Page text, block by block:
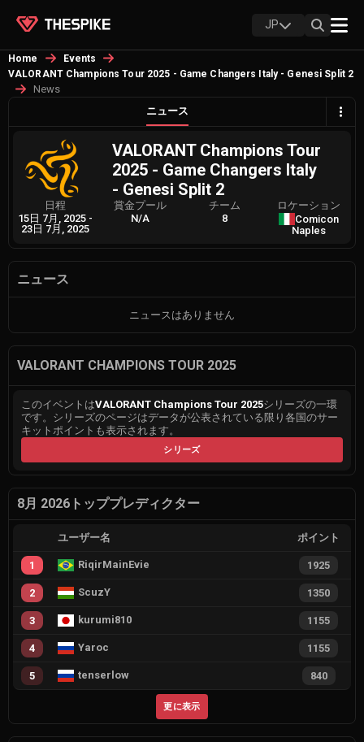
JP
Home
Events
VALORANT Champions Tour 2025 - Game Changers Italy - Genesi Split 2
News
ニュース
VALORANT Champions Tour
2025 - Game Changers Italy
- Genesi Split 2
日程
15日 7月, 2025 -
23日 7月, 2025
賞金プール
N/A
チーム
8
ロケーション
Comicon
Naples
ニュース
ニュースはありません
VALORANT CHAMPIONS TOUR 2025
このイベントはVALORANT Champions Tour 2025シリーズの一環
です。シリーズのページはデータが公表されている限り各国のサー
キットポイントも表示されます。
シリーズ
8月 2026トッププレディクター
ユーザー名 ポイント
1 RiqirMainEvie 1925
2 ScuzY 1350
3 kurumi810 1155
4 Yaroc 1155
5 tenserlow 840
更に表示